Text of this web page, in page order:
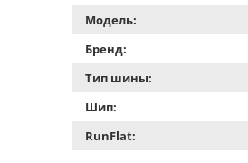
Модель:
Бренд:
Тип шины:
Шип:
RunFlat: